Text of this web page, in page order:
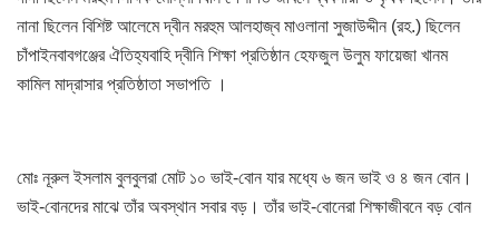
নানা ছিলেন বিশিষ্ট আলেমে দ্বীন মরহুম আলহাজ্ব মাওলানা সুজাউদ্দীন (রহ.) ছিলেন
চাঁপাইনবাবগঞ্জের ঐতিহ্যবাহি দ্বীনি শিক্ষা প্রতিষ্ঠান হেফজুল উলুম ফায়েজা খানম
কামিল মাদ্রাসার প্রতিষ্ঠাতা সভাপতি ।
মোঃ নূরুল ইসলাম বুলবুলরা মোট ১০ ভাই-বোন যার মধ্যে ৬ জন ভাই ও ৪ জন বোন।
ভাই-বোনদের মাঝে তাঁর অবস্থান সবার বড়। তাঁর ভাই-বোনেরা শিক্ষাজীবনে বড় বোন